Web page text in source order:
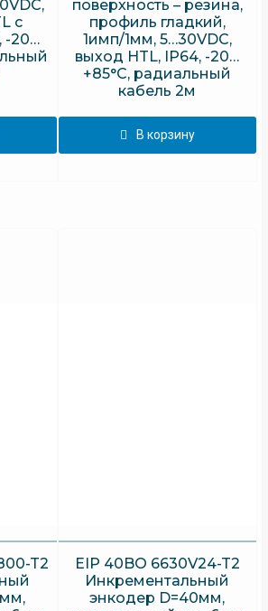
с
-20…
поверхность – резина,
профиль гладкий,
1имп/1мм, 5…30VDC,
выход HTL, IP64, -20…
+85°C, радиальный
кабель 2м
В корзину
T2
EIP 40BO 6630V24-T2
Инкрементальный
энкодер D=40мм,